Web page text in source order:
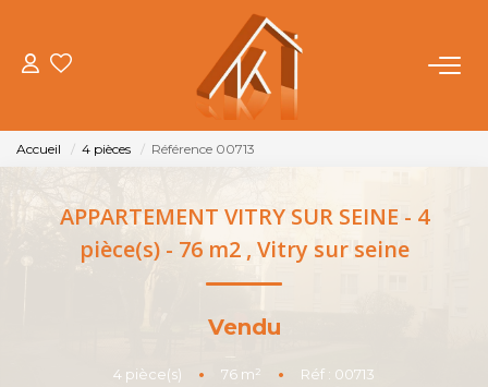
ACHETER
LOUER
NOTRE AGENCE
Accueil 4 pièces Référence 00713
APPARTEMENT VITRY SUR SEINE - 4
pièce(s) - 76 m2 , Vitry sur seine
Vendu
4 pièce(s) • 76 m² • Réf : 00713